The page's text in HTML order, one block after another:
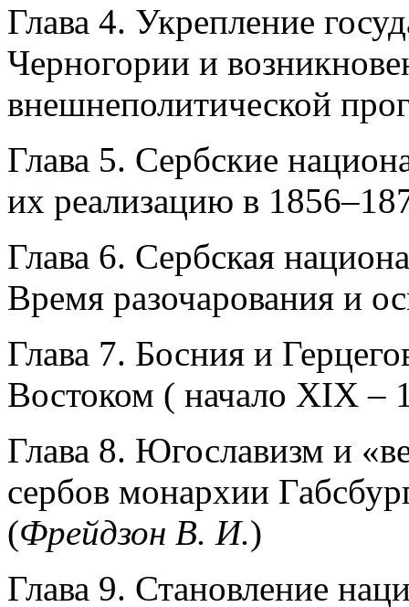
Глава 4. Укрепление
Черногории и
внешнеполитической
Глава 5. Сербские
их реализацию в
Глава 6. Сербская
Время разочарования и
Глава 7. Босния и
Востоком ( начало XIX –
Глава 8. Югославизм и
сербов монархии
(Фрейдзон В. И.)
Глава 9. Становление